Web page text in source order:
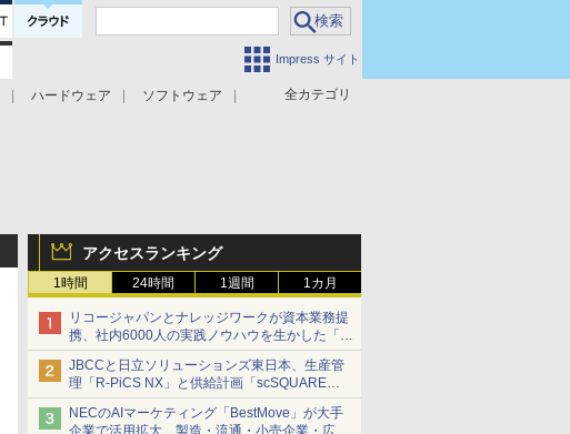
Impress サイト
全カテゴリ
ハードウェア
ソフトウェア
アクセスランキング
1時間 24時間 1週間 1カ月
リコージャパンとナレッジワークが資本業務提
携、社内6000人の実践ノウハウを生かした「AI
商談記録 for RICOH」を展開へ
JBCCと日立ソリューションズ東日本、生産管
理「R-PiCS NX」と供給計画「scSQUARE
ISP」の連携サービスを提供開始
NECのAIマーケティング「BestMove」が大手
企業で活用拡大 製造・流通・小売企業・広告